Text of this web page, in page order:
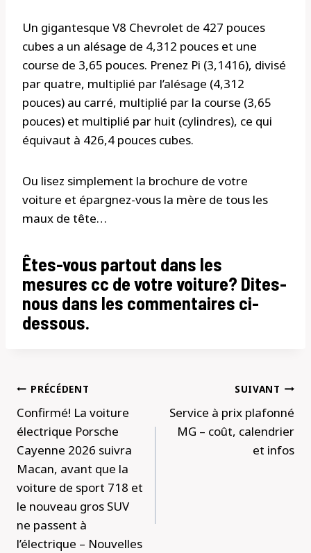
Un gigantesque V8 Chevrolet de 427 pouces
cubes a un alésage de 4,312 pouces et une
course de 3,65 pouces. Prenez Pi (3,1416), divisé
par quatre, multiplié par l’alésage (4,312
pouces) au carré, multiplié par la course (3,65
pouces) et multiplié par huit (cylindres), ce qui
équivaut à 426,4 pouces cubes.
Ou lisez simplement la brochure de votre
voiture et épargnez-vous la mère de tous les
maux de tête…
Êtes-vous partout dans les
mesures cc de votre voiture? Dites-
nous dans les commentaires ci-
dessous.
Navigation
de
l’article
PRÉCÉDENT
Confirmé! La voiture
électrique Porsche
Cayenne 2026 suivra
Macan, avant que la
voiture de sport 718 et
le nouveau gros SUV
ne passent à
l’électrique – Nouvelles
SUIVANT
Service à prix plafonné
MG – coût, calendrier
et infos